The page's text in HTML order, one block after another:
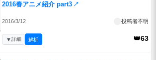
2016春アニメ紹介 part3 ↗
2016/3/12 投稿者不明
👑63
▼詳細 解析